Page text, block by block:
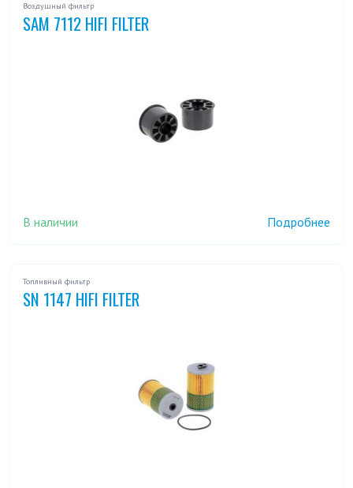
Воздушный фильтр
SAM 7112 HIFI FILTER
В наличии Подробнее
Топливный фильтр
SN 1147 HIFI FILTER